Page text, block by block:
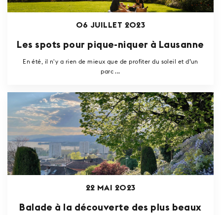
06 JUILLET 2023
Les spots pour pique-niquer à Lausanne
En été, il n'y a rien de mieux que de profiter du soleil et d’un
parc ...
22 MAI 2023
Balade à la découverte des plus beaux